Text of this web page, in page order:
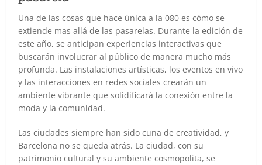
Una de las cosas que hace única a la 080 es cómo se
extiende mas allá de las pasarelas. Durante la edición de
este año, se anticipan experiencias interactivas que
buscarán involucrar al público de manera mucho más
profunda. Las instalaciones artísticas, los eventos en vivo
y las interacciones en redes sociales crearán un
ambiente vibrante que solidificará la conexión entre la
moda y la comunidad.
Las ciudades siempre han sido cuna de creatividad, y
Barcelona no se queda atrás. La ciudad, con su
patrimonio cultural y su ambiente cosmopolita, se